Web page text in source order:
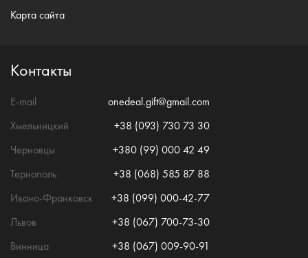
Карта сайта
Контакты
E-mail
onedeal.gift@gmail.com
Хмельницкий
+38 (093) 730 73 30
Черновцы
+380 (99) 000 42 49
Тернополь
+38 (068) 585 87 88
Ивано-Франковск
+38 (099) 000-42-77
Львов
+38 (067) 700-73-30
Винница
+38 (067) 009-90-91